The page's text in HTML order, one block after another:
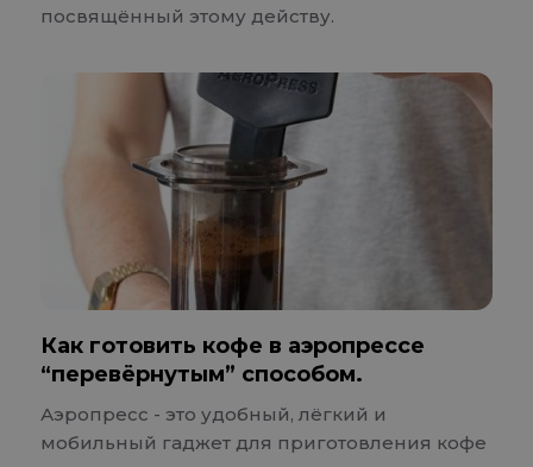
посвящённый этому действу.
Как готовить кофе в аэропрессе
“перевёрнутым” способом.
Аэропресс - это удобный, лёгкий и
мобильный гаджет для приготовления кофе